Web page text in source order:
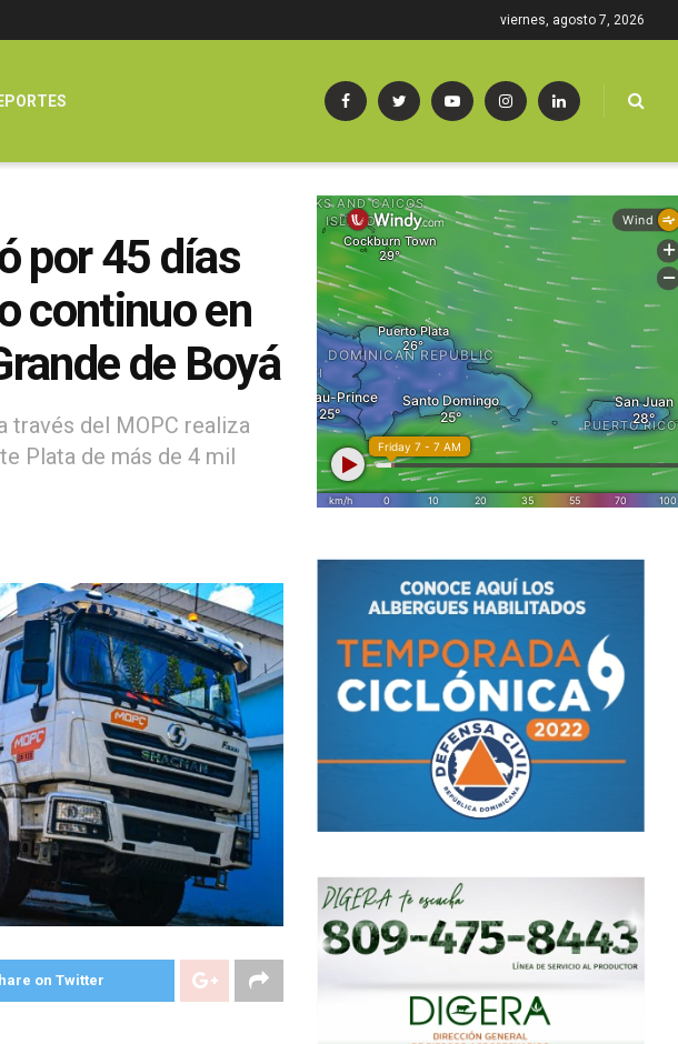
viernes, agosto 7, 2026
por 45 días
continuo en
de Boyá
través del MOPC realiza
Plata de más de 4 mil
on Twitter